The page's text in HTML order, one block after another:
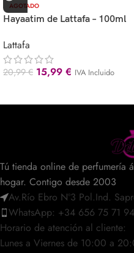
AGOTADO
Hayaatim de Lattafa – 100ml
Lattafa
20,99€ 15,99 € IVA Incluido
Tú tienda online de perfumería
hogar. Contigo desde 2003
Av.Río Ebro Nº3 Pol.Ind.
WhatsApp: +34 656 75 71 94
Horario de atención al cliente:
Lunes a Viernes de 10:00 a